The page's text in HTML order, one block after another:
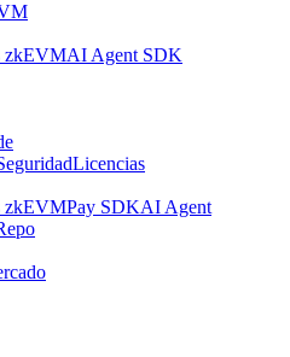
zkEVMAI Agent SDK
Licencias
zkEVMPay SDKAI Agent